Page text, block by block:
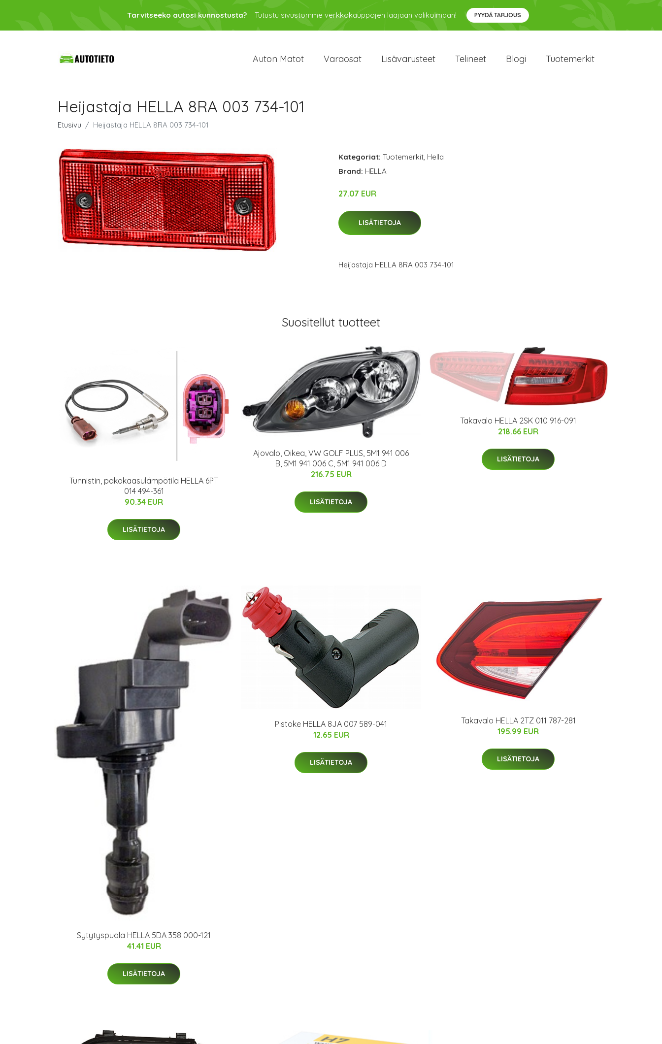
Tarvitseeko autosi kunnostusta? Tutustu sivustomme verkkokauppojen laajaan valikoimaan! PYYDÄ TARJOUS
Auton Matot Varaosat Lisävarusteet Telineet Blogi Tuotemerkit
Heijastaja HELLA 8RA 003 734-101
Etusivu Heijastaja HELLA 8RA 003 734-101
Kategoriat: Tuotemerkit, Hella
Brand: HELLA
27.07 EUR
LISÄTIETOJA
Heijastaja HELLA 8RA 003 734-101
Suositellut tuotteet
Tunnistin, pakokaasulämpötila HELLA 6PT
014 494-361
90.34 EUR
LISÄTIETOJA
Ajovalo, Oikea, VW GOLF PLUS, 5M1 941 006
B, 5M1 941 006 C, 5M1 941 006 D
216.75 EUR
LISÄTIETOJA
Takavalo HELLA 2SK 010 916-091
218.66 EUR
LISÄTIETOJA
Sytytyspuola HELLA 5DA 358 000-121
41.41 EUR
LISÄTIETOJA
Pistoke HELLA 8JA 007 589-041
12.65 EUR
LISÄTIETOJA
Takavalo HELLA 2TZ 011 787-281
195.99 EUR
LISÄTIETOJA